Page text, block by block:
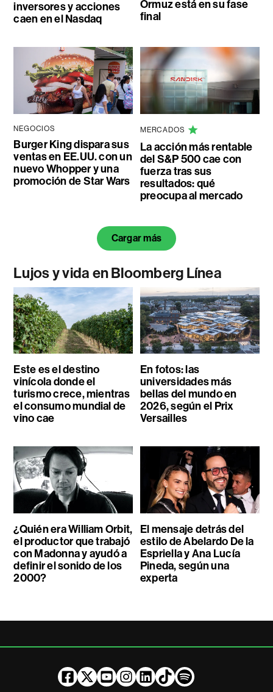
inversores y acciones
caen en el Nasdaq
Ormuz está en su fase
final
NEGOCIOS
Burger King dispara sus
ventas en EE.UU. con un
nuevo Whopper y una
promoción de Star Wars
MERCADOS
La acción más rentable
del S&P 500 cae con
fuerza tras sus
resultados: qué
preocupa al mercado
Cargar más
Lujos y vida en Bloomberg Línea
Este es el destino
vinícola donde el
turismo crece, mientras
el consumo mundial de
vino cae
En fotos: las
universidades más
bellas del mundo en
2026, según el Prix
Versailles
¿Quién era William Orbit,
el productor que trabajó
con Madonna y ayudó a
definir el sonido de los
2000?
El mensaje detrás del
estilo de Abelardo De la
Espriella y Ana Lucía
Pineda, según una
experta